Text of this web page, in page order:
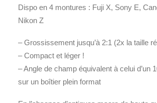
Dispo en 4 montures : Fuji X, Sony E,
Nikon Z
– Grossissement jusqu’à 2:1 (2x la taille
– Compact et léger !
– Angle de champ équivalent à celui d’un
sur un boîtier plein format